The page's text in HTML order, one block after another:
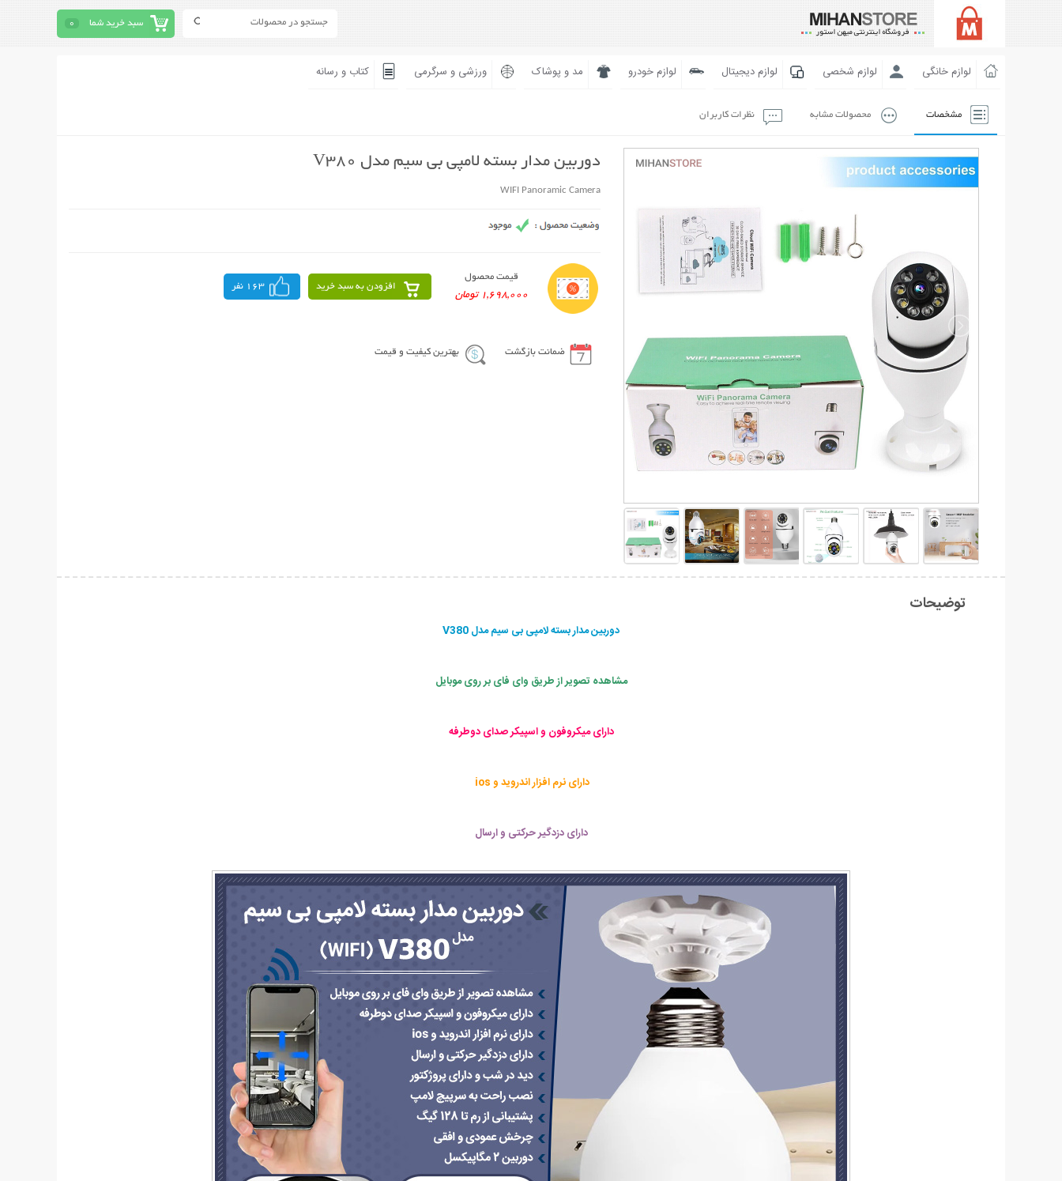
سبد خرید شما 0
لوازم خانگی لوازم شخصی لوازم دیجیتال لوازم خودرو مد و پوشاک ورزشی و سرگرمی کتاب و رسانه
مشخصات محصولات مشابه نظرات کاربران
دوربین مدار بسته لامپی بی سیم مدل V380
WIFI Panoramic Camera
قیمت محصول
1,698,000 تومان
افزودن به سبد خرید 163 نفر
ضمانت بازگشت بهترین کیفیت و قیمت
توضیحات
دوربین مدار بسته لامپی بی سیم مدل V380
مشاهده تصویر از طریق وای فای بر روی موبایل
دارای میکروفون و اسپیکر صدای دوطرفه
دارای نرم افزار اندروید و ios
دارای دزدگیر حرکتی و ارسال